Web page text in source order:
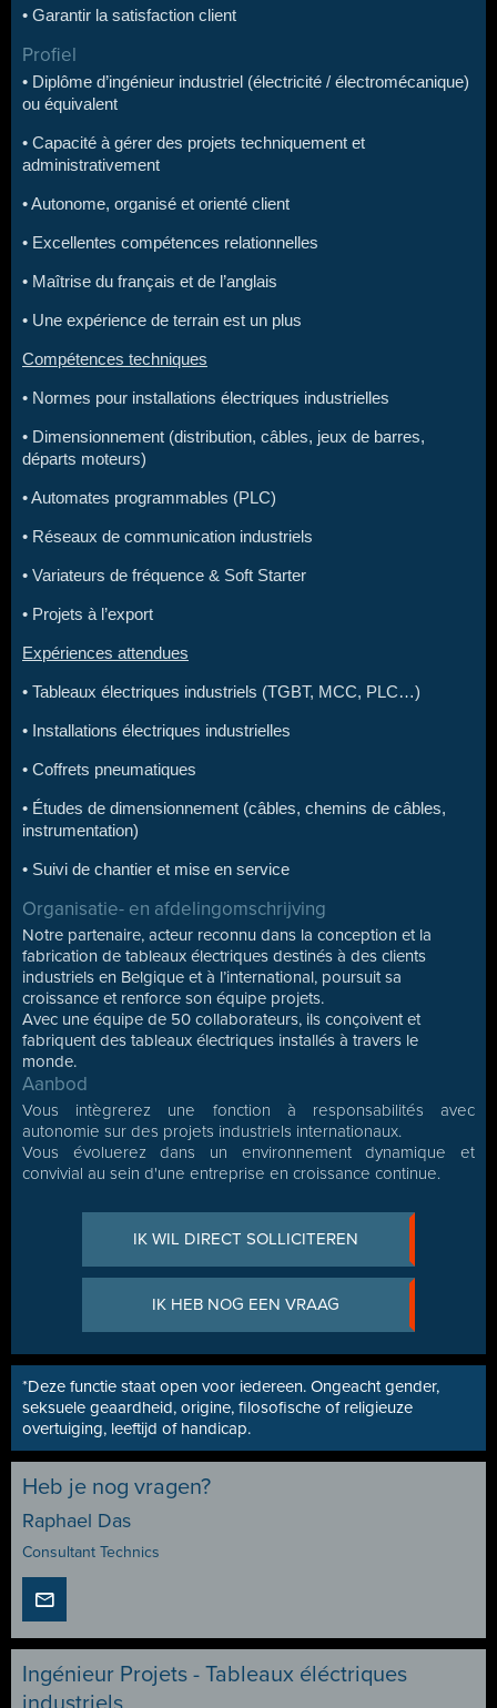
• Garantir la satisfaction client
Profiel
• Diplôme d’ingénieur industriel (électricité / électromécanique)
ou équivalent
• Capacité à gérer des projets techniquement et
administrativement
• Autonome, organisé et orienté client
• Excellentes compétences relationnelles
• Maîtrise du français et de l’anglais
• Une expérience de terrain est un plus
Compétences techniques
• Normes pour installations électriques industrielles
• Dimensionnement (distribution, câbles, jeux de barres,
départs moteurs)
• Automates programmables (PLC)
• Réseaux de communication industriels
• Variateurs de fréquence & Soft Starter
• Projets à l’export
Expériences attendues
• Tableaux électriques industriels (TGBT, MCC, PLC…)
• Installations électriques industrielles
• Coffrets pneumatiques
• Études de dimensionnement (câbles, chemins de câbles,
instrumentation)
• Suivi de chantier et mise en service
Organisatie- en afdelingomschrijving
Notre partenaire, acteur reconnu dans la conception et la
fabrication de tableaux électriques destinés à des clients
industriels en Belgique et à l’international, poursuit sa
croissance et renforce son équipe projets.
Avec une équipe de 50 collaborateurs, ils conçoivent et
fabriquent des tableaux électriques installés à travers le
monde.
Aanbod
Vous intègrerez une fonction à responsabilités avec
autonomie sur des projets industriels internationaux.
Vous évoluerez dans un environnement dynamique et
convivial au sein d'une entreprise en croissance continue.
IK WIL DIRECT SOLLICITEREN
IK HEB NOG EEN VRAAG
*Deze functie staat open voor iedereen. Ongeacht gender,
seksuele geaardheid, origine, filosofische of religieuze
overtuiging, leeftijd of handicap.
Heb je nog vragen?
Raphael Das
Consultant Technics
Ingénieur Projets - Tableaux éléctriques